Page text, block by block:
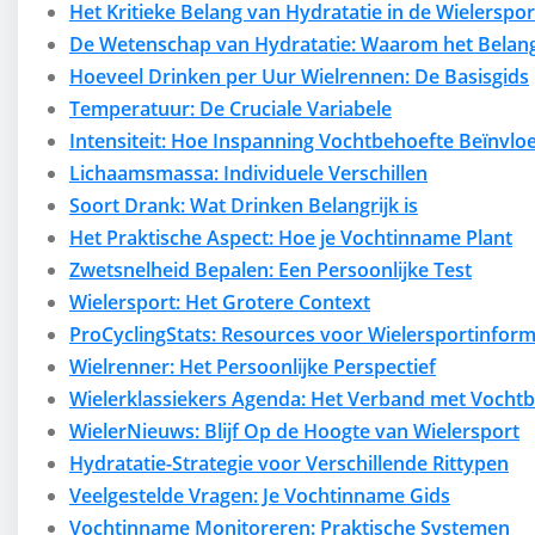
Het Kritieke Belang van Hydratatie in de
De Wetenschap van Hydratatie: Waarom het
Hoeveel Drinken per Uur Wielrennen: De Basisgids
Temperatuur: De Cruciale Variabele
Intensiteit: Hoe Inspanning Vochtbehoefte
Lichaamsmassa: Individuele Verschillen
Soort Drank: Wat Drinken Belangrijk is
Het Praktische Aspect: Hoe je Vochtinname Plant
Zwetsnelheid Bepalen: Een Persoonlijke Test
Wielersport: Het Grotere Context
ProCyclingStats: Resources voor
Wielrenner: Het Persoonlijke Perspectief
Wielerklassiekers Agenda: Het Verband met
WielerNieuws: Blijf Op de Hoogte van Wielersport
Hydratatie-Strategie voor Verschillende Rittypen
Veelgestelde Vragen: Je Vochtinname Gids
Vochtinname Monitoreren: Praktische Systemen